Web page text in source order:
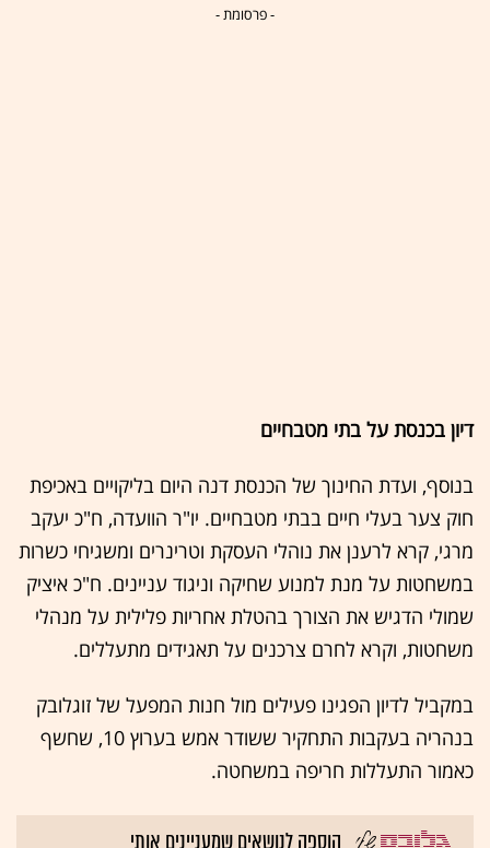
- פרסומת -
דיון בכנסת על בתי מטבחיים
בנוסף, ועדת החינוך של הכנסת דנה היום בליקויים באכיפת
חוק צער בעלי חיים בבתי מטבחיים. יו"ר הוועדה, ח"כ יעקב
מרגי, קרא לרענן את נוהלי העסקת וטרינרים ומשגיחי כשרות
במשחטות על מנת למנוע שחיקה וניגוד עניינים. ח"כ איציק
שמולי הדגיש את הצורך בהטלת אחריות פלילית על מנהלי
משחטות, וקרא לחרם צרכנים על תאגידים מתעללים.
במקביל לדיון הפגינו פעילים מול חנות המפעל של זוגלובק
בנהריה בעקבות התחקיר ששודר אמש בערוץ 10, שחשף
כאמור התעללות חריפה במשחטה.
הוספה לנושאים שמעניינים אותי